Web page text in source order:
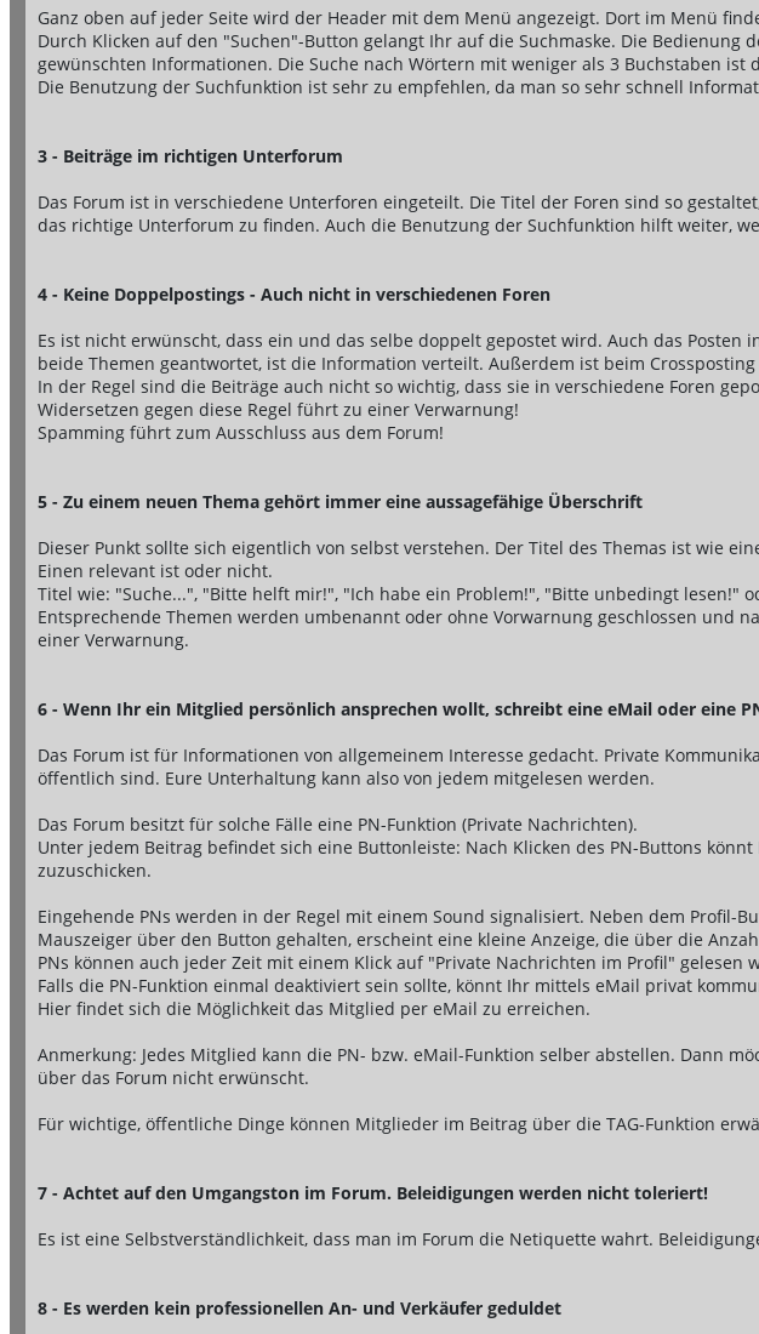
Ganz oben auf jeder Seite wird der Header mit dem Menü angezeigt. Dort im Menü
Durch Klicken auf den "Suchen"-Button gelangt Ihr auf die Suchmaske. Die
gewünschten Informationen. Die Suche nach Wörtern mit weniger als 3 Buchstaben
Die Benutzung der Suchfunktion ist sehr zu empfehlen, da man so sehr schnell
3 - Beiträge im richtigen Unterforum
Das Forum ist in verschiedene Unterforen eingeteilt. Die Titel der Foren sind so
das richtige Unterforum zu finden. Auch die Benutzung der Suchfunktion hilft weiter,
4 - Keine Doppelpostings - Auch nicht in verschiedenen Foren
Es ist nicht erwünscht, dass ein und das selbe doppelt gepostet wird. Auch das
beide Themen geantwortet, ist die Information verteilt. Außerdem ist beim
In der Regel sind die Beiträge auch nicht so wichtig, dass sie in verschiedene Foren
Widersetzen gegen diese Regel führt zu einer Verwarnung!
Spamming führt zum Ausschluss aus dem Forum!
5 - Zu einem neuen Thema gehört immer eine aussagefähige Überschrift
Dieser Punkt sollte sich eigentlich von selbst verstehen. Der Titel des Themas ist wie
Einen relevant ist oder nicht.
Titel wie: "Suche...", "Bitte helft mir!", "Ich habe ein Problem!", "Bitte unbedingt lesen!"
Entsprechende Themen werden umbenannt oder ohne Vorwarnung geschlossen und
einer Verwarnung.
6 - Wenn Ihr ein Mitglied persönlich ansprechen wollt, schreibt eine eMail oder eine
Das Forum ist für Informationen von allgemeinem Interesse gedacht. Private
öffentlich sind. Eure Unterhaltung kann also von jedem mitgelesen werden.
Das Forum besitzt für solche Fälle eine PN-Funktion (Private Nachrichten).
Unter jedem Beitrag befindet sich eine Buttonleiste: Nach Klicken des PN-Buttons
zuzuschicken.
Eingehende PNs werden in der Regel mit einem Sound signalisiert. Neben dem
Mauszeiger über den Button gehalten, erscheint eine kleine Anzeige, die über die
PNs können auch jeder Zeit mit einem Klick auf "Private Nachrichten im Profil" gelesen
Falls die PN-Funktion einmal deaktiviert sein sollte, könnt Ihr mittels eMail privat
Hier findet sich die Möglichkeit das Mitglied per eMail zu erreichen.
Anmerkung: Jedes Mitglied kann die PN- bzw. eMail-Funktion selber abstellen. Dann
über das Forum nicht erwünscht.
Für wichtige, öffentliche Dinge können Mitglieder im Beitrag über die TAG-Funktion
7 - Achtet auf den Umgangston im Forum. Beleidigungen werden nicht toleriert!
Es ist eine Selbstverständlichkeit, dass man im Forum die Netiquette wahrt.
8 - Es werden kein professionellen An- und Verkäufer geduldet